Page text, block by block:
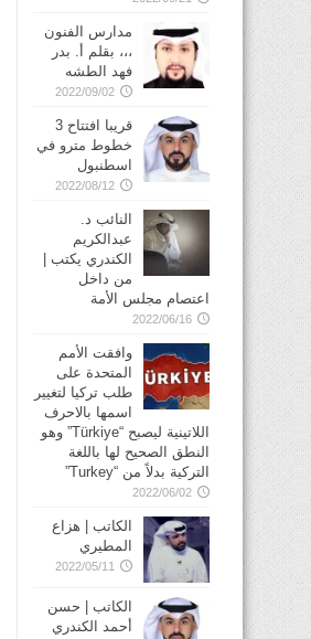
مدارس الفنون
،،، بقلم أ. بدر
فهد الطشه
2022/09/02
قريبا افتتاح 3
خطوط مترو في
2022/08/12
النائب د.
عبدالكريم
الكندري يكتب |
من داخل
اعتصام مجلس الأمة
2022/06/16
وافقت الأمم
المتحدة على
طلب تركيا لتغيير
اسمها بالاحرف
اللاتينية ليصبح “Türkiye” وهو
النطق الصحيح لها باللغة
التركية بدلاً من “Turkey”
2022/06/02
الكاتب | هزاع
المطيري
2022/05/11
الكاتب | حسن
أحمد الكندري